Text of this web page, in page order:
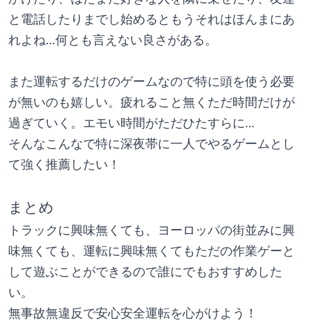
と電話したりまでし始めるともうそれはほんまにあ
れよね…何とも言えない良さがある。
また運転するだけのゲームなので特に頭を使う必要
が無いのも嬉しい。疲れること無くただ時間だけが
過ぎていく。エモい時間がただひたすらに…
そんなこんなで特に深夜帯に一人でやるゲームとし
て強く推薦したい！
まとめ
トラックに興味無くても、ヨーロッパの街並みに興
味無くても、運転に興味無くてもただの作業ゲーと
して遊ぶことができるので誰にでもおすすめした
い。
無事故無違反で安心安全運転を心がけよう！